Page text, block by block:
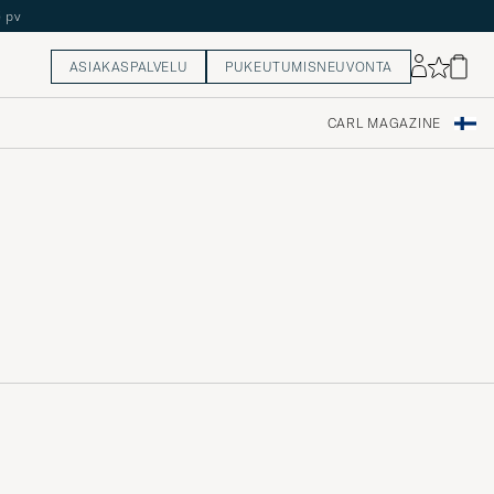
pv
ASIAKASPALVELU PUKEUTUMISNEUVONTA
CARL MAGAZINE